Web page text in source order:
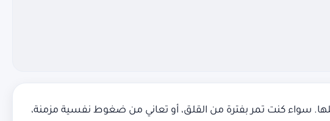
سواء كنت تمر بفترة من القلق، أو تعاني من ضغوط نفسية مزمنة،